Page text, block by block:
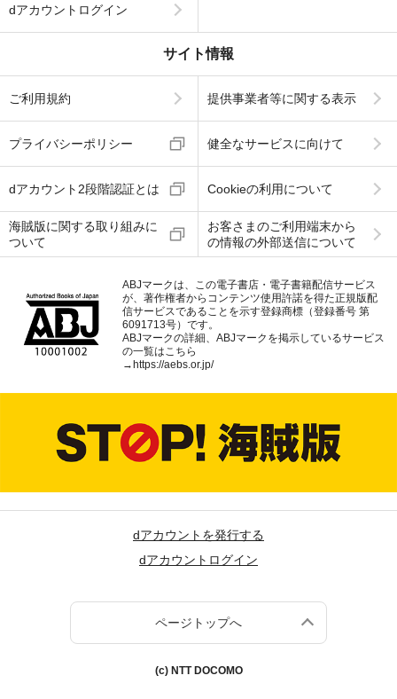
dアカウントログイン
サイト情報
ご利用規約 提供事業者等に関する表示
プライバシーポリシー 健全なサービスに向けて
dアカウント2段階認証とは Cookieの利用について
海賊版に関する取り組みに
ついて
お客さまのご利用端末から
の情報の外部送信について
ABJマークは、この電子書店・電子書籍配信サービス
が、著作権者からコンテンツ使用許諾を得た正規版配
信サービスであることを示す登録商標（登録番号 第
6091713号）です。
ABJマークの詳細、ABJマークを掲示しているサービス
の一覧はこちら
→https://aebs.or.jp/
dアカウントを発行する
dアカウントログイン
ページトップへ
(c) NTT DOCOMO